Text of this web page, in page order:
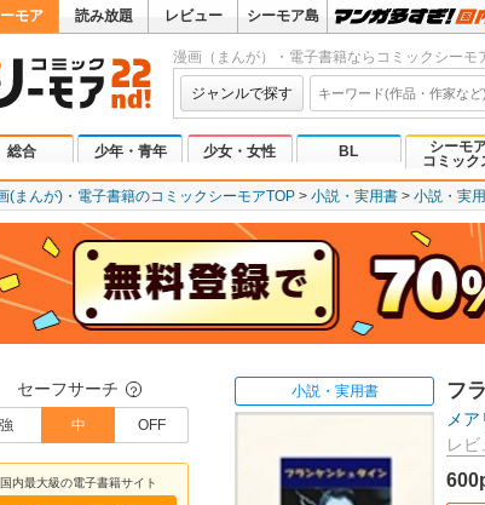
モア 読み放題 レビュー シーモア島
漫画（まんが）・電子書籍ならコミックシーモ
ジャンルで探す
総合 少年・青年 少女・女性 BL
シーモ
コミック
(まんが)・電子書籍のコミックシーモアTOP 小説・実用書 小説・実
セーフサーチ ？
強 中 OFF
国内最大級の電子書籍サイト
小説・実用書 フ
メ
レビ